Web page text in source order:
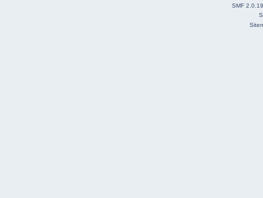
SMF 2.0.19